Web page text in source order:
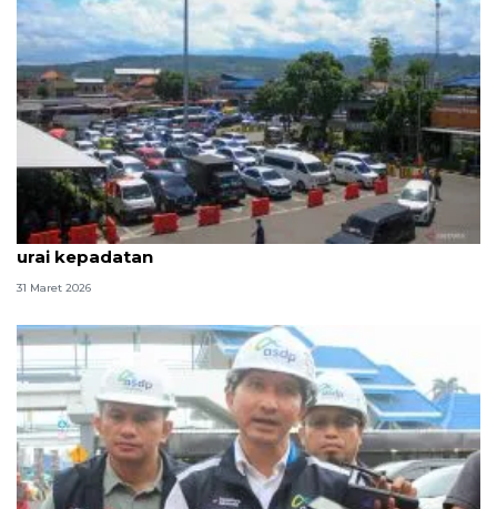
Otoritas Pelabuhan Ketapang operasikan 36 kapal
urai kepadatan
31 Maret 2026